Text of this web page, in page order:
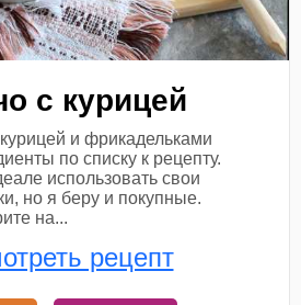
с курицей
и фрикадельками
по списку к рецепту.
использовать свои
но я беру и покупные.
на...
рецепт